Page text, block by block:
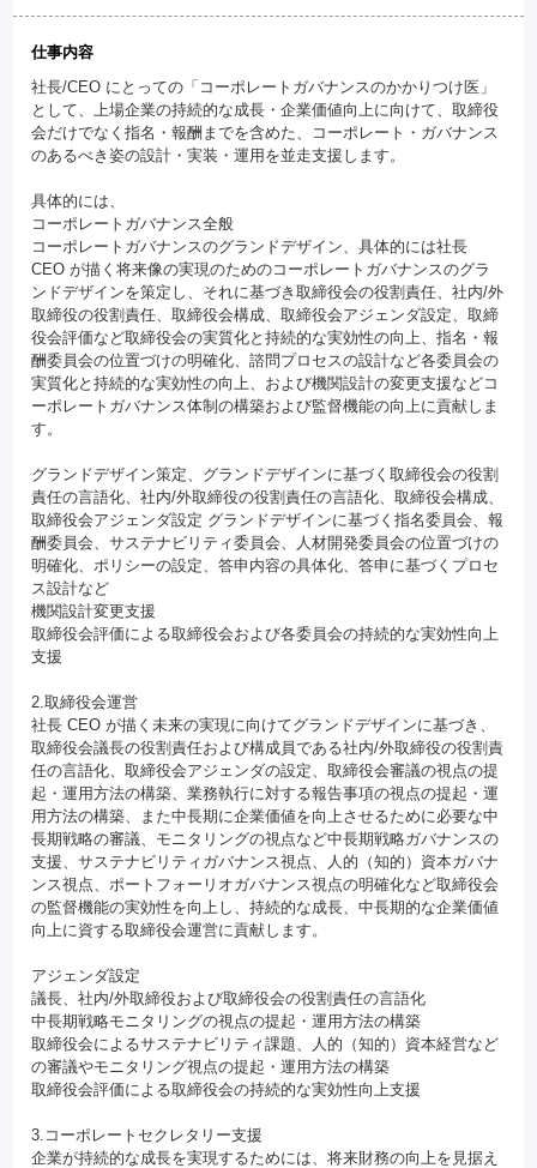
仕事内容
社長/CEO にとっての「コーポレートガバナンスのかかりつけ医」
として、上場企業の持続的な成長・企業価値向上に向けて、取締役
会だけでなく指名・報酬までを含めた、コーポレート・ガバナンス
のあるべき姿の設計・実装・運用を並走支援します。
具体的には、
コーポレートガバナンス全般
コーポレートガバナンスのグランドデザイン、具体的には社長
CEO が描く将来像の実現のためのコーポレートガバナンスのグラ
ンドデザインを策定し、それに基づき取締役会の役割責任、社内/外
取締役の役割責任、取締役会構成、取締役会アジェンダ設定、取締
役会評価など取締役会の実質化と持続的な実効性の向上、指名・報
酬委員会の位置づけの明確化、諮問プロセスの設計など各委員会の
実質化と持続的な実効性の向上、および機関設計の変更支援などコ
ーポレートガバナンス体制の構築および監督機能の向上に貢献しま
す。
グランドデザイン策定、グランドデザインに基づく取締役会の役割
責任の言語化、社内/外取締役の役割責任の言語化、取締役会構成、
取締役会アジェンダ設定 グランドデザインに基づく指名委員会、報
酬委員会、サステナビリティ委員会、人材開発委員会の位置づけの
明確化、ポリシーの設定、答申内容の具体化、答申に基づくプロセ
ス設計など
機関設計変更支援
取締役会評価による取締役会および各委員会の持続的な実効性向上
支援
2.取締役会運営
社長 CEO が描く未来の実現に向けてグランドデザインに基づき、
取締役会議長の役割責任および構成員である社内/外取締役の役割責
任の言語化、取締役会アジェンダの設定、取締役会審議の視点の提
起・運用方法の構築、業務執行に対する報告事項の視点の提起・運
用方法の構築、また中長期に企業価値を向上させるために必要な中
長期戦略の審議、モニタリングの視点など中長期戦略ガバナンスの
支援、サステナビリティガバナンス視点、人的（知的）資本ガバナ
ンス視点、ポートフォーリオガバナンス視点の明確化など取締役会
の監督機能の実効性を向上し、持続的な成長、中長期的な企業価値
向上に資する取締役会運営に貢献します。
アジェンダ設定
議長、社内/外取締役および取締役会の役割責任の言語化
中長期戦略モニタリングの視点の提起・運用方法の構築
取締役会によるサステナビリティ課題、人的（知的）資本経営など
の審議やモニタリング視点の提起・運用方法の構築
取締役会評価による取締役会の持続的な実効性向上支援
3.コーポレートセクレタリー支援
企業が持続的な成長を実現するためには、将来財務の向上を見据え